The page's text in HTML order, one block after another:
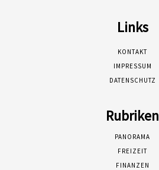
Links
KONTAKT
IMPRESSUM
DATENSCHUTZ
Rubriken
PANORAMA
FREIZEIT
FINANZEN